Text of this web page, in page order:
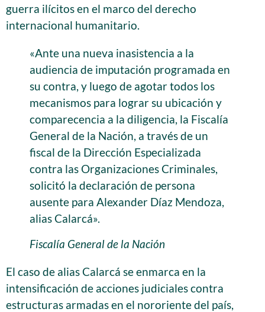
guerra ilícitos en el marco del derecho
internacional humanitario.
«Ante una nueva inasistencia a la
audiencia de imputación programada en
su contra, y luego de agotar todos los
mecanismos para lograr su ubicación y
comparecencia a la diligencia, la Fiscalía
General de la Nación, a través de un
fiscal de la Dirección Especializada
contra las Organizaciones Criminales,
solicitó la declaración de persona
ausente para Alexander Díaz Mendoza,
alias Calarcá».
Fiscalía General de la Nación
El caso de alias Calarcá se enmarca en la
intensificación de acciones judiciales contra
estructuras armadas en el nororiente del país,